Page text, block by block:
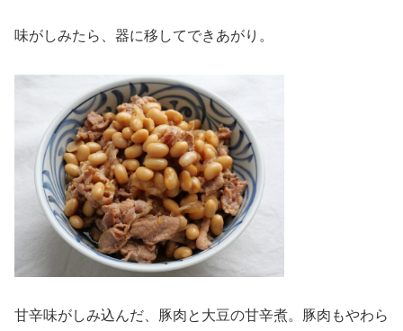
味がしみたら、器に移してできあがり。
甘辛味がしみ込んだ、豚肉と大豆の甘辛煮。豚肉もやわら